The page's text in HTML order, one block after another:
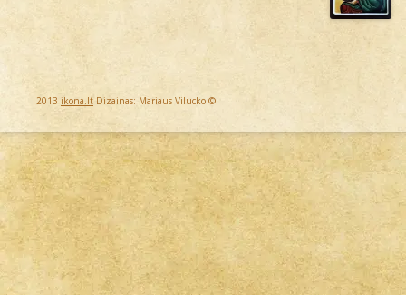
2013 ikona.lt Dizainas: Mariaus Vilucko ©